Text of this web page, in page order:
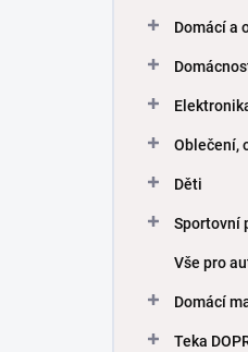
Domácí a
Oblečení,
Děti
Sportovní
Vše pro
Domácí
Teka